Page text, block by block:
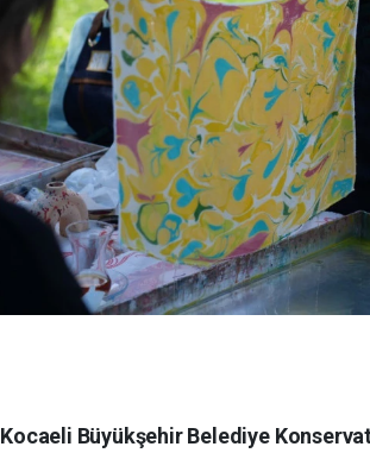
Kocaeli Büyükşehir Belediye